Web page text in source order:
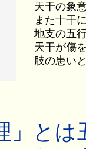
天干の象
また十干
地支の五
天干が傷
肢の患い
とは